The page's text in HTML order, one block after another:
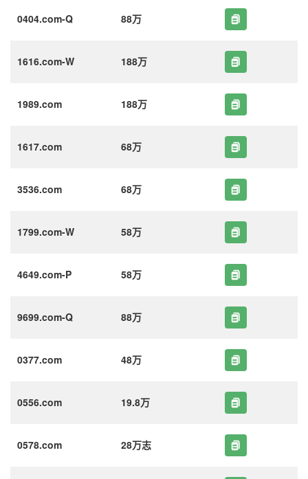
0404.com-Q 88万
1616.com-W 188万
1989.com 188万
1617.com 68万
3536.com 68万
1799.com-W 58万
4649.com-P 58万
9699.com-Q 88万
0377.com 48万
0556.com 19.8万
0578.com 28万志